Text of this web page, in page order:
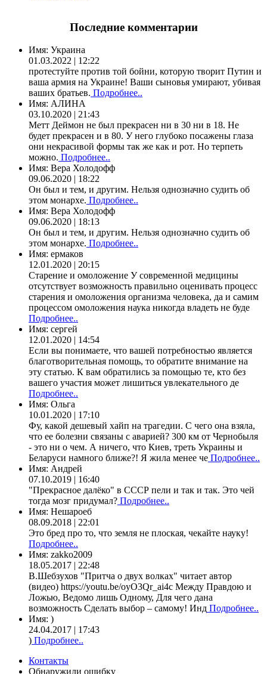
Последние комментарии
Имя: Украина
01.03.2022 | 12:22
протестуйте против той бойни, которую творит Путин и
ваша армия на Украине! Ваши сыновья умирают, убивая
ваших братьев. Подробнее..
Имя: АЛИНА
03.10.2020 | 21:43
Метт Деймон не был прекрасен ни в 30 ни в 18. Не
будет прекрасен и в 80. У него глубоко посажены глаза
они некрасивой формы так же как и рот. Но терпеть
можно. Подробнее..
Имя: Вера Холодофф
09.06.2020 | 18:22
Он был и тем, и другим. Нельзя однозначно судить об
этом монархе. Подробнее..
Имя: Вера Холодофф
09.06.2020 | 18:13
Он был и тем, и другим. Нельзя однозначно судить об
этом монархе. Подробнее..
Имя: ермаков
12.01.2020 | 20:15
Старение и омоложение У современной медицины
отсутствует возможность правильно оценивать процесс
старения и омоложения организма человека, да и самим
процессом омоложения наука никогда владеть не буде
Подробнее..
Имя: сергей
12.01.2020 | 14:54
Если вы понимаете, что вашей потребностью является
благотворительная помощь, то обратите внимание на
эту статью. К вам обратились за помощью те, кто без
вашего участия может лишиться увлекательного де
Подробнее..
Имя: Ольга
10.01.2020 | 17:10
Фу, какой дешевый хайп на трагедии. С чего она взяла,
что ее болезни связаны с аварией? 300 км от Чернобыля
- это ни о чем. А ничего, что Киев, треть Украины и
Беларуси намного ближе?! Я жила менее че Подробнее..
Имя: Андрей
07.10.2019 | 16:40
"Прекрасное далёко" в СССР пели и так и так. Это чей
тогда мозг придумал? Подробнее..
Имя: Нешароеб
08.09.2018 | 22:01
Это бред про то, что земля не плоская, чекайте науку!
Подробнее..
Имя: zakko2009
18.05.2017 | 22:48
В.Шебзухов "Притча о двух волках" читает автор
(видео) https://youtu.be/oyO3Qr_ai4c Между Правдою и
Ложью, Ведомо лишь Одному, Для чего дана
возможность Сделать выбор – самому! Инд Подробнее..
Имя: )
24.04.2017 | 17:43
) Подробнее..
Контакты
Обнаружили ошибку